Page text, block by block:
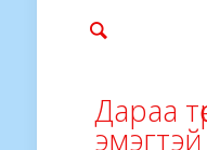
Дараа
эмэгтэй